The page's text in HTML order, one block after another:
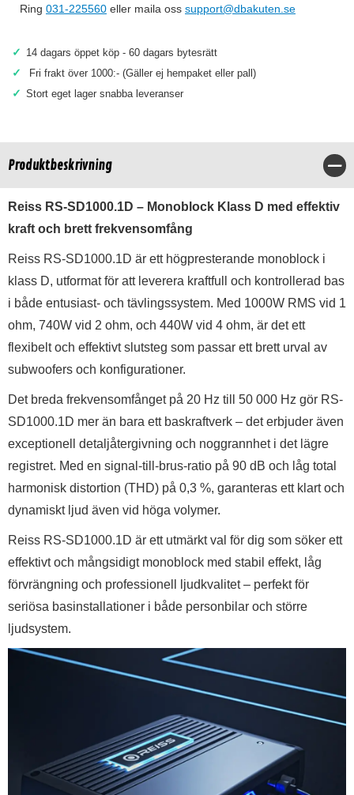
Ring 031-225560 eller maila oss support@dbakuten.se
✓ 14 dagars öppet köp - 60 dagars bytesrätt
✓ Fri frakt över 1000:- (Gäller ej hempaket eller pall)
✓ Stort eget lager snabba leveranser
Produktbeskrivning
Reiss RS-SD1000.1D – Monoblock Klass D med effektiv
kraft och brett frekvensomfång
Reiss RS-SD1000.1D är ett högpresterande monoblock i
klass D, utformat för att leverera kraftfull och kontrollerad bas
i både entusiast- och tävlingssystem. Med 1000W RMS vid 1
ohm, 740W vid 2 ohm, och 440W vid 4 ohm, är det ett
flexibelt och effektivt slutsteg som passar ett brett urval av
subwoofers och konfigurationer.
Det breda frekvensomfånget på 20 Hz till 50 000 Hz gör RS-
SD1000.1D mer än bara ett baskraftverk – det erbjuder även
exceptionell detaljåtergivning och noggrannhet i det lägre
registret. Med en signal-till-brus-ratio på 90 dB och låg total
harmonisk distortion (THD) på 0,3 %, garanteras ett klart och
dynamiskt ljud även vid höga volymer.
Reiss RS-SD1000.1D är ett utmärkt val för dig som söker ett
effektivt och mångsidigt monoblock med stabil effekt, låg
förvrängning och professionell ljudkvalitet – perfekt för
seriösa basinstallationer i både personbilar och större
ljudsystem.